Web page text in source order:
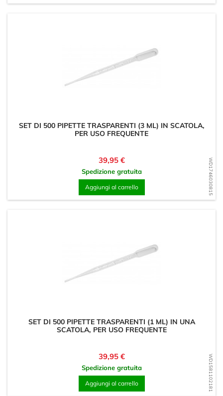
WD1746030815
SET DI 500 PIPETTE TRASPARENTI (3 ML) IN SCATOLA,
PER USO FREQUENTE
Prezzo
39,95 €
Spedizione gratuita
Aggiungi al carrello
WD1581102181
SET DI 500 PIPETTE TRASPARENTI (1 ML) IN UNA
SCATOLA, PER USO FREQUENTE
Prezzo
39,95 €
Spedizione gratuita
Aggiungi al carrello